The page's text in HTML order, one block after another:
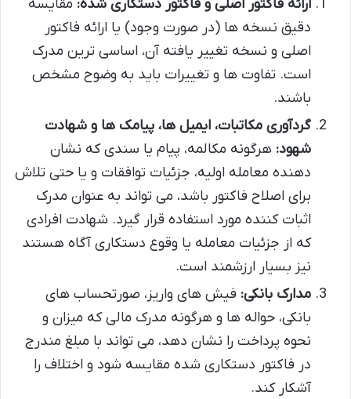
ارائه فاکتور اصلی و فاکتور دستکاری شده: مقایسه
دقیق نسخه ها (در صورت وجود) یا ارائه فاکتور
اصلی و نسخه تغییر یافته آن، اساسی ترین مدرک
است. تفاوت ها و تغییرات باید به وضوح مشخص
باشند.
گردآوری مکاتبات، ایمیل ها، پیامک ها و شهادت
شهود: هرگونه مکالمه، پیام یا سندی که نشان
دهنده معامله اولیه، جزئیات توافقات و یا حتی تلاش
برای اصلاح فاکتور باشد، می تواند به عنوان مدرک
اثبات کننده مورد استفاده قرار گیرد. شهادت افرادی
که از جزئیات معامله یا وقوع دستکاری آگاه هستند
نیز بسیار ارزشمند است.
مدارک بانکی: فیش های واریز، صورتحساب های
بانکی، حواله ها و هرگونه مدرک مالی که میزان و
نحوه پرداخت را نشان دهد، می تواند با مبلغ مندرج
در فاکتور دستکاری شده مقایسه شود و اختلاف را
آشکار کند.